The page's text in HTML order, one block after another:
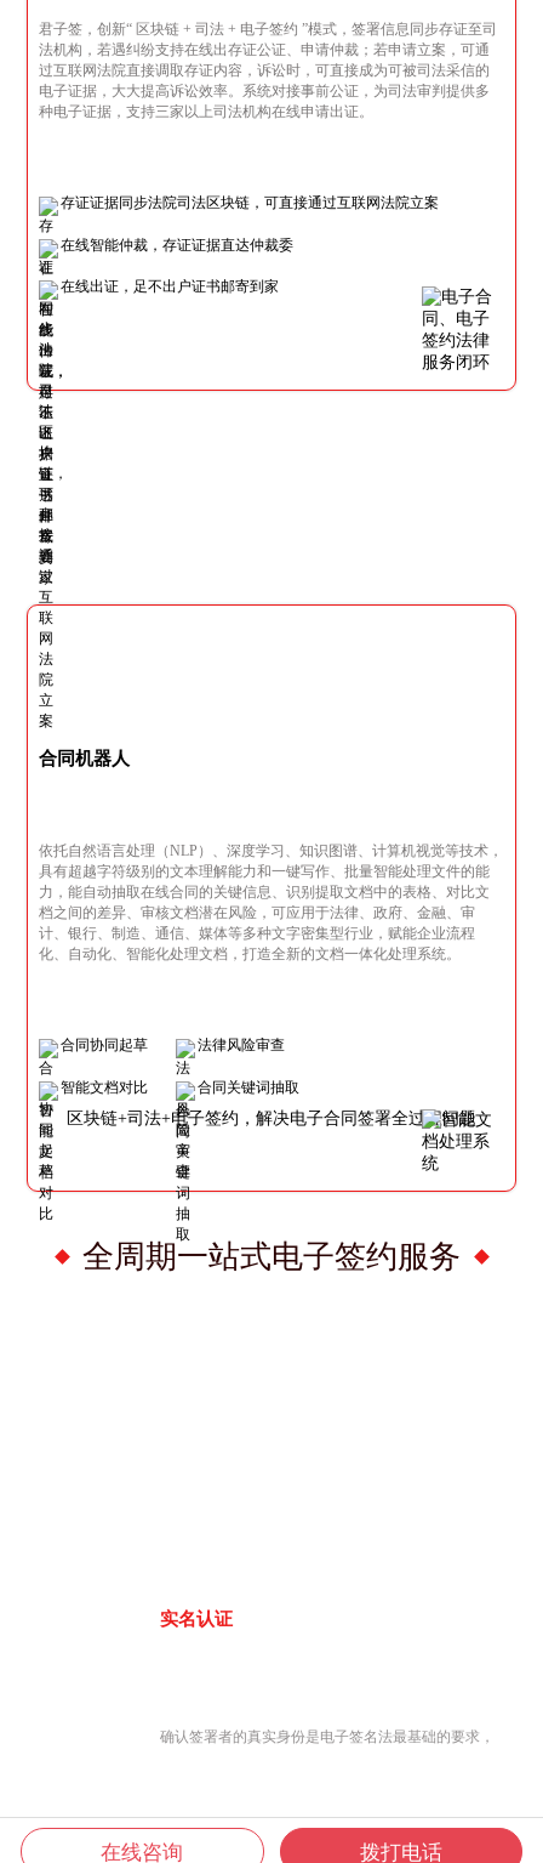
君子签，创新“ 区块链 + 司法 + 电子签约 ”模式，签署信息同步存证至司
法机构，若遇纠纷支持在线出存证公证、申请仲裁；若申请立案，可通
过互联网法院直接调取存证内容，诉讼时，可直接成为可被司法采信的
电子证据，大大提高诉讼效率。系统对接事前公证，为司法审判提供多
种电子证据，支持三家以上司法机构在线申请出证。
存证证据同步法院司法区块链，可直接通过互联网法院立案
在线智能仲裁，存证证据直达仲裁委
在线出证，足不出户证书邮寄到家
合同机器人
依托自然语言处理（NLP）、深度学习、知识图谱、计算机视觉等技术，
具有超越字符级别的文本理解能力和一键写作、批量智能处理文件的能
力，能自动抽取在线合同的关键信息、识别提取文档中的表格、对比文
档之间的差异、审核文档潜在风险，可应用于法律、政府、金融、审
计、银行、制造、通信、媒体等多种文字密集型行业，赋能企业流程
化、自动化、智能化处理文档，打造全新的文档一体化处理系统。
合同协同起草 法律风险审查
智能文档对比 合同关键词抽取
全周期一站式电子签约服务
区块链+司法+电子签约，解决电子合同签署全过程问题
实名认证
确认签署者的真实身份是电子签名法最基础的要求，
在线咨询 拨打电话